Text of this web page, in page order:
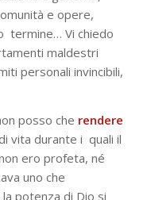
e opere,
termine… Vi chiedo
maldestri
personali invincibili,
posso che rendere
vita durante i quali il
ero profeta, né
uno che
potenza di Dio si